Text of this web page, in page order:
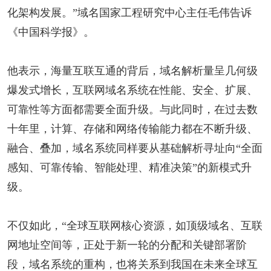
化架构发展。”域名国家工程研究中心主任毛伟告诉
《中国科学报》。
他表示，海量互联互通的背后，域名解析量呈几何级
爆发式增长，互联网域名系统在性能、安全、扩展、
可靠性等方面都需要全面升级。与此同时，在过去数
十年里，计算、存储和网络传输能力都在不断升级、
融合、叠加，域名系统同样要从基础解析寻址向“全面
感知、可靠传输、智能处理、精准决策”的新模式升
级。
不仅如此，“全球互联网核心资源，如顶级域名、互联
网地址空间等，正处于新一轮的分配和关键部署阶
段，域名系统的重构，也将关系到我国在未来全球互